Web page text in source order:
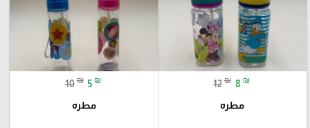
12 ₪ 8 ₪
مطره
10 ₪ 5 ₪
مطره